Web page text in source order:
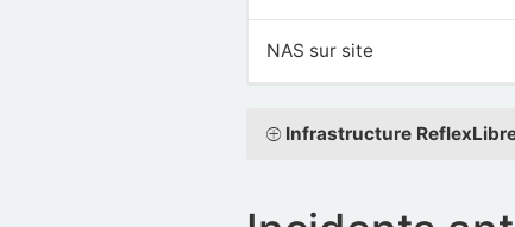
NAS sur site
Infrastructure